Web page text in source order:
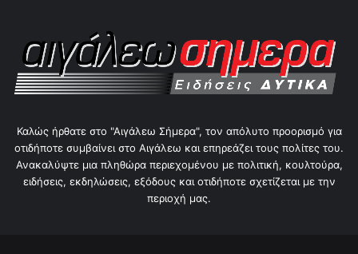
Καλώς ήρθατε στο "Αιγάλεω Σήμερα", τον απόλυτο προορισμό για
οτιδήποτε συμβαίνει στο Αιγάλεω και επηρεάζει τους πολίτες του.
Ανακαλύψτε μια πληθώρα περιεχομένου με πολιτική, κουλτούρα,
ειδήσεις, εκδηλώσεις, εξόδους και οτιδήποτε σχετίζεται με την
περιοχή μας.